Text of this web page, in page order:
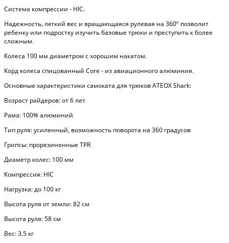
Система компрессии - HIC.
Надежность, легкий вес и вращающаяся рулевая на 360º позволит
ребенку или подростку изучить базовые трюки и преступить к более
сложным.
Колеса 100 мм диаметром с хорошим накатом.
Корд колеса спицованный Core - из авиационного алюминия.
Основные характеристики самоката для трюков ATEOX Shark:
Возраст райдеров: от 6 лет
Рама: 100% алюминий
Тип руля: усиленный, возможность поворота на 360 градусов
Грипсы: прорезиненные TPR
Диаметр колес: 100 мм
Компрессия: HIC
Нагрузка: до 100 кг
Высота руля от земли: 82 см
Высота руля: 58 см
Вес: 3.5 кг